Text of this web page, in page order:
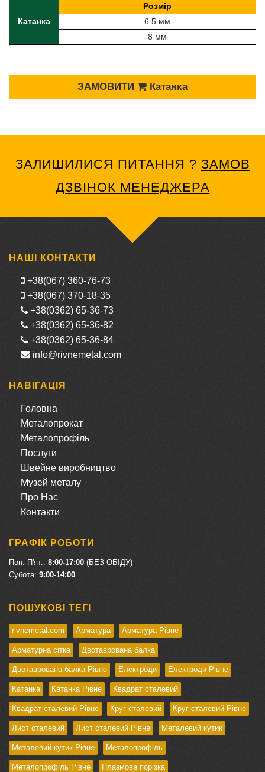
Катанка
Розмір
6.5 мм
8 мм
ЗАМОВИТИ Катанка
ЗАЛИШИЛИСЯ ПИТАННЯ ? ЗАМОВ
ДЗВІНОК МЕНЕДЖЕРА
НАШІ КОНТАКТИ
+38(067) 360-76-73
+38(067) 370-18-35
+38(0362) 65-36-73
+38(0362) 65-36-82
+38(0362) 65-36-84
info@rivnemetal.com
НАВІГАЦІЯ
Головна
Металопрокат
Металопрофіль
Послуги
Швейне виробництво
Музей металу
Про Нас
Контакти
ГРАФІК РОБОТИ
Пон.-П'ят.: 8:00-17:00 (БЕЗ ОБІДУ)
Cубота: 9:00-14:00
ПОШУКОВІ ТЕГІ
rivnemetal.com Арматура Арматура Рівне
Арматурна сітка Двотаврована балка
Двотаврована балка Рівне Електроди Електроди Рівне
Катанка Катанка Рівне Квадрат сталевий
Квадрат сталевий Рівне Круг сталевий Круг сталевий Рівне
Лист сталевий Лист сталевий Рівне Металевий кутик
Металевий кутик Рівне Металопрофіль
Металопрофіль Рівне Плазмова порізка